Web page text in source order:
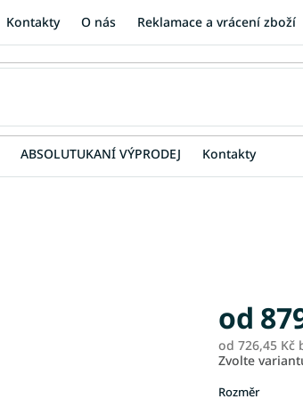
Kontakty O nás Reklamace a vrácení zboží
ABSOLUTUKANÍ VÝPRODEJ Kontakty
od
od 726,45 Kč
Zvolte
Rozměr